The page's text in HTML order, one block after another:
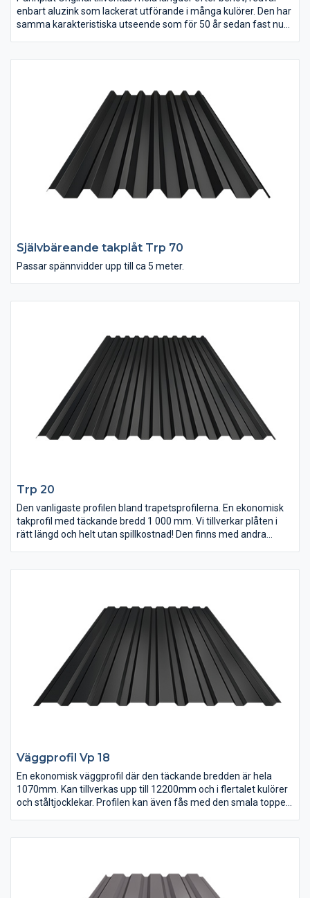
enbart aluzink som lackerat utförande i många kulörer. Den har
samma karakteristiska utseende som för 50 år sedan fast nu
”nygamla” efterfrågade profilerna för tak och fasader. Kan
även tillverkas utan de små rillorna i mitten.
Självbäreande takplåt Trp 70
Passar spännvidder upp till ca 5 meter.
Trp 20
Den vanligaste profilen bland trapetsprofilerna. En ekonomisk
takprofil med täckande bredd 1 000 mm. Vi tillverkar plåten i
rätt längd och helt utan spillkostnad! Den finns med andra
Väggprofil Vp 18
En ekonomisk väggprofil där den täckande bredden är hela
1070mm. Kan tillverkas upp till 12200mm och i flertalet kulörer
och ståltjocklekar. Profilen kan även fås med den smala toppen